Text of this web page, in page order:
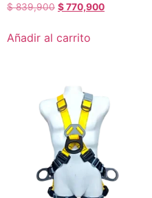
$839,900 $770,900
Añadir al carrito